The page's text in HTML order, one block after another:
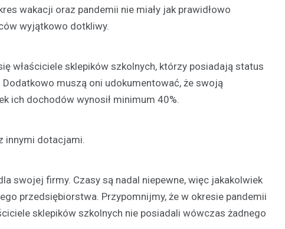
wakacji oraz pandemii nie miały jak prawidłowo
wyjątkowo dotkliwy.
właściciele sklepików szkolnych, którzy posiadają status
muszą oni udokumentować, że swoją
ich dochodów wynosił minimum 40%.
innymi dotacjami.
swojej firmy. Czasy są nadal niepewne, więc jakakolwiek
przedsiębiorstwa. Przypomnijmy, że w okresie pandemii
sklepików szkolnych nie posiadali wówczas żadnego
incydentu, który wstrząsnął lokalną
społecznością. Dwóch mężczyzn
wtargnęło do mieszkania jednego z